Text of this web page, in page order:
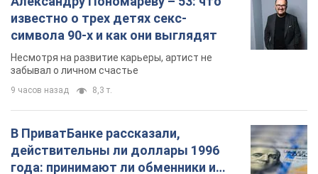
известно о трех детях секс-
символа 90-х и как они выглядят
Несмотря на развитие карьеры, артист не
забывал о личном счастье
9 часов назад 8,3 т.
В ПриватБанке рассказали,
действительны ли доллары 1996
года: принимают ли обменники и